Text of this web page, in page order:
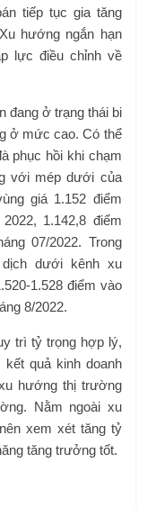
tiếp tục gia tăng
hướng ngắn hạn
lực điều chỉnh về
đang ở trạng thái bi
ở mức cao. Có thể
phục hồi khi chạm
với mép dưới của
giá 1.152 điểm
1.142,8 điểm
07/2022. Trong
dịch dưới kênh xu
1.528 điểm vào
8/2022.
trì tỷ trọng hợp lý,
quả kinh doanh
hướng thị trường
Nằm ngoài xu
xem xét tăng tỷ
tăng trưởng tốt.